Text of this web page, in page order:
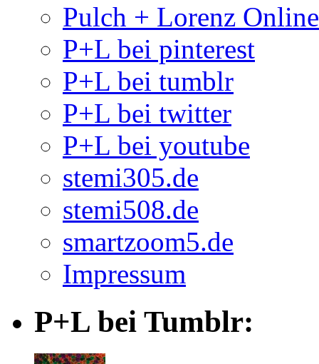
Pulch + Lorenz
P+L bei pinterest
P+L bei tumblr
P+L bei twitter
P+L bei youtube
stemi305.de
stemi508.de
smartzoom5.de
Impressum
P+L bei Tumblr: